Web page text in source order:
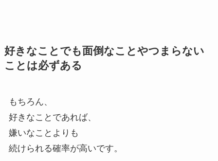
好きなことでも面倒なことやつまらない
ことは必ずある
もちろん、
好きなことであれば、
嫌いなことよりも
続けられる確率が高いです。